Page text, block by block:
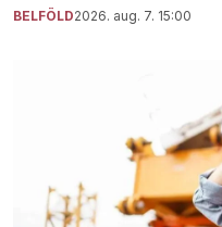
BELFÖLD2026. aug. 7. 15:00